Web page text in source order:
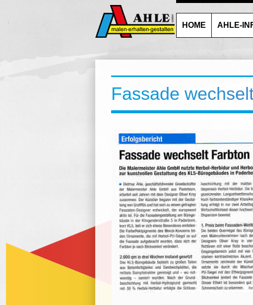
HOME AHLE-
Fassade